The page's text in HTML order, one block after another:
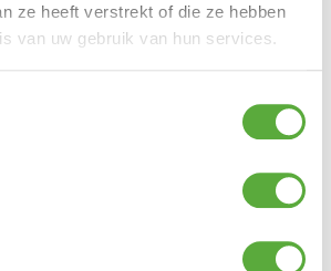
ze heeft verstrekt of die ze hebben
van uw gebruik van hun services.